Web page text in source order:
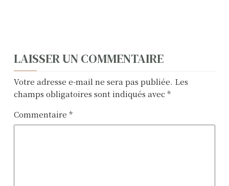
N
a
v
i
LAISSER UN COMMENTAIRE
Votre adresse e-mail ne sera pas publiée. Les
champs obligatoires sont indiqués avec*
Commentaire *